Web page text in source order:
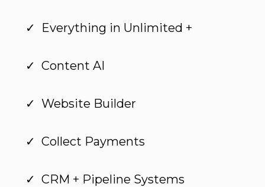
Everything in Unlimited +
Content AI
Website Builder
Collect Payments
CRM + Pipeline Systems